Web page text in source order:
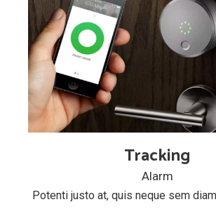
Tracking
Alarm
Potenti justo at, quis neque sem